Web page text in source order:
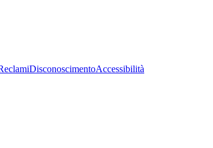
DisconoscimentoAccessibilità